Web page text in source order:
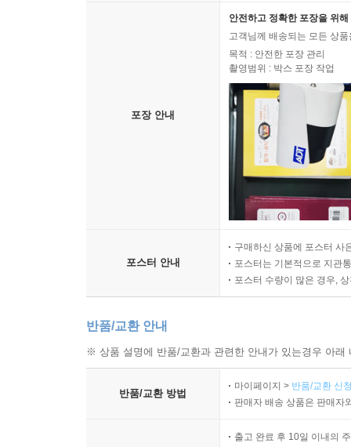
포장 안내
안전하고 정확한 포장을 위
고객님께 배송되는 모든 상
목적 : 안전한 포장 관리
촬영범위 : 박스 포장 작업
포스터 안내
구매하신 상품에 포스터 사
포스터는 기본적으로 지관
포스터 수량이 많은 경우,
반품/교환 안내
※ 상품 설명에 반품/교환과 관련한 안내가 있는경우 아
반품/교환 방법
마이페이지 > 반품/교환 신
판매자 배송 상품은 판매자
출고 완료 후 10일 이내의